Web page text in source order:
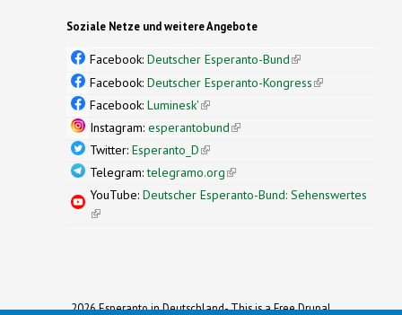
Soziale Netze und weitere Angebote
Facebook: Deutscher Esperanto-Bund(link is
external)
Facebook: Deutscher Esperanto-Kongress(link is
Facebook: Luminesk'(link is external)
Instagram: esperantobund(link is external)
Twitter: Esperanto_D(link is external)
Telegram:telegramo.org(link is external)
YouTube: Deutscher Esperanto-Bund: Sehenswertes
(link is external)
2026 Esperanto in Deutschland- This is a Free Drupal